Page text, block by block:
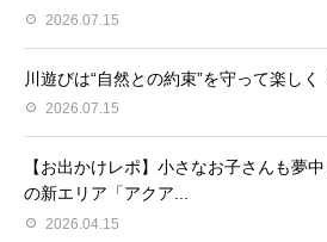
2026.07.15
川遊びは“自然との約束”を守って楽しく
2026.07.15
【お出かけレポ】小さなお子さんも夢
の新エリア「アクア...
2026.04.15